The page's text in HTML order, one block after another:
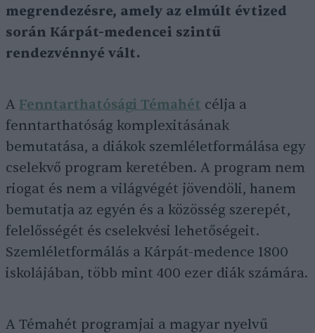
megrendezésre, amely az elmúlt évtized
során Kárpát-medencei szintű
rendezvénnyé vált.
A Fenntarthatósági Témahét célja a
fenntarthatóság komplexitásának
bemutatása, a diákok szemléletformálása egy
cselekvő program keretében. A program nem
riogat és nem a világvégét jövendöli, hanem
bemutatja az egyén és a közösség szerepét,
felelősségét és cselekvési lehetőségeit.
Szemléletformálás a Kárpát-medence 1800
iskolájában, több mint 400 ezer diák számára.
A Témahét programjai a magyar nyelvű